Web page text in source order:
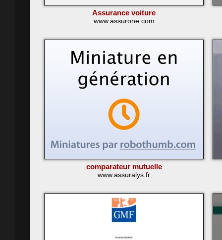
Assurance voiture
www.assurone.com
comparateur mutuelle
www.assuralys.fr